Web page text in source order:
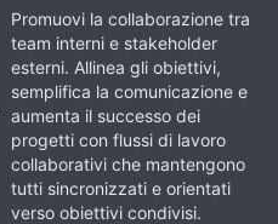
Promuovi la collaborazione tra
team interni e stakeholder
esterni. Allinea gli obiettivi,
semplifica la comunicazione e
aumenta il successo dei
progetti con flussi di lavoro
collaborativi che mantengono
tutti sincronizzati e orientati
verso obiettivi condivisi.